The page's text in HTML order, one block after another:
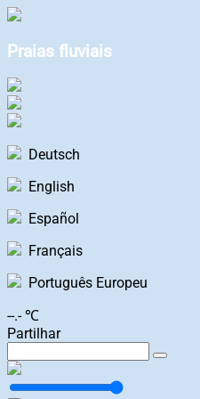
Praias fluviais
Deutsch
English
Español
Français
Português Europeu
--.- ℃
Partilhar